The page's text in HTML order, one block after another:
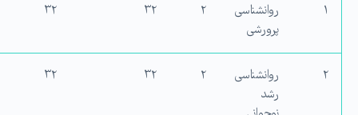
۱
روانشناسی
پرورشی
۲ ۳۲ ۳۲
۲
روانشناسی
رشد
۲ ۳۲ ۳۲